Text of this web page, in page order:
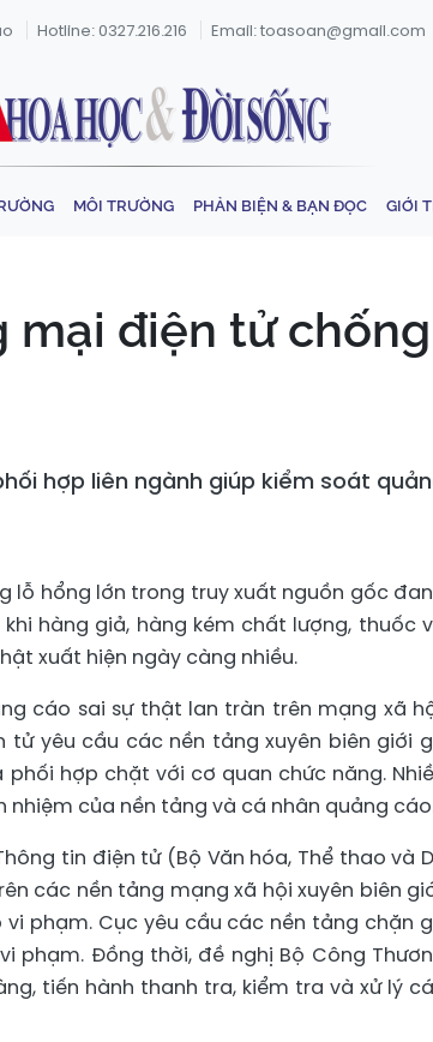
Hotline: 0327.216.216 Email: toasoan@gmail.com
MÔI TRƯỜNG PHẢN BIỆN & BẠN ĐỌC GIỚI
điện tử
hợp liên ngành giúp kiểm soát
lỗ hổng lớn trong truy xuất nguồn gốc
hàng giả, hàng kém chất lượng, thuốc
xuất hiện ngày càng nhiều.
cáo sai sự thật lan tràn trên mạng xã
tử yêu cầu các nền tảng xuyên biên giới
hợp chặt với cơ quan chức năng.
của nền tảng và cá nhân quảng
tin điện tử (Bộ Văn hóa, Thể thao và
các nền tảng mạng xã hội xuyên biên
phạm. Cục yêu cầu các nền tảng chặn
phạm. Đồng thời, đề nghị Bộ Công
tiến hành thanh tra, kiểm tra và xử lý